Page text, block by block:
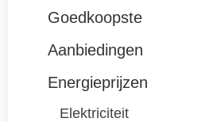
Goedkoopste
Aanbiedingen
Energieprijzen
Elektriciteit